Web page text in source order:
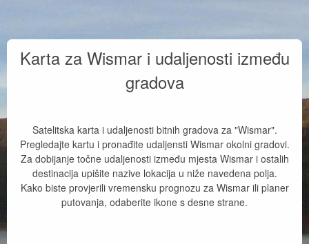
Karta za Wismar i udaljenosti između
gradova
Satelitska karta i udaljenosti bitnih gradova za "Wismar".
Pregledajte kartu i pronađite udaljensti Wismar okolni gradovi.
Za dobijanje točne udaljenosti između mjesta Wismar i ostalih
destinacija upišite nazive lokacija u niže navedena polja.
Kako biste provjerili vremensku prognozu za Wismar ili planer
putovanja, odaberite ikone s desne strane.